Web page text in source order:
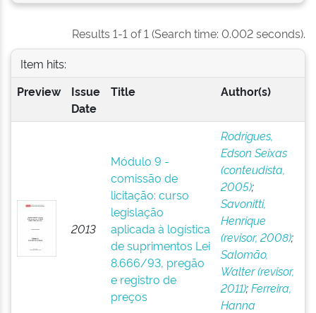
Results 1-1 of 1 (Search time: 0.002 seconds).
Item hits:
Preview
Issue
Date
Title Author(s)
2013
Módulo 9 -
comissão de
licitação: curso
legislação
aplicada à logística
de suprimentos Lei
8.666/93, pregão
e registro de
preços
Rodrigues,
Edson Seixas
(conteudista,
2005);
Savonitti,
Henrique
(revisor, 2008);
Salomão,
Walter (revisor,
2011);Ferreira,
Hanna